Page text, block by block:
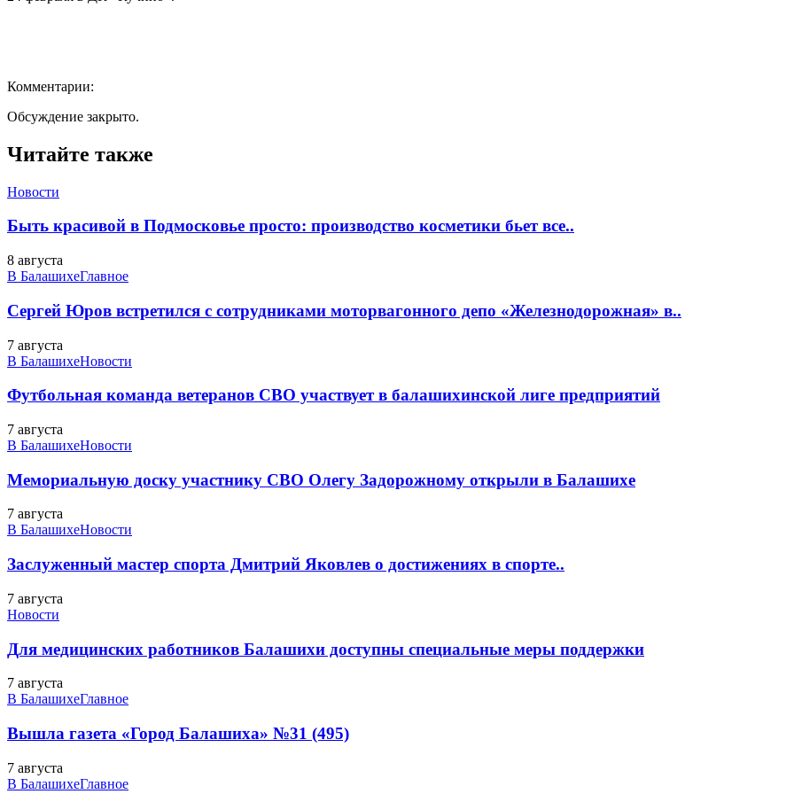
Комментарии:
Обсуждение закрыто.
Читайте также
Новости
Быть красивой в Подмосковье просто: производство косметики бьет все..
8 августа
В БалашихеГлавное
Сергей Юров встретился с сотрудниками моторвагонного депо «Железнодорожная» в..
7 августа
В БалашихеНовости
Футбольная команда ветеранов СВО участвует в балашихинской лиге предприятий
7 августа
В БалашихеНовости
Мемориальную доску участнику СВО Олегу Задорожному открыли в Балашихе
7 августа
В БалашихеНовости
Заслуженный мастер спорта Дмитрий Яковлев о достижениях в спорте..
7 августа
Новости
Для медицинских работников Балашихи доступны специальные меры поддержки
7 августа
В БалашихеГлавное
Вышла газета «Город Балашиха» №31 (495)
7 августа
В БалашихеГлавное